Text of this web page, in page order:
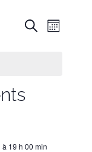
vues
Recherche
Mois
à 19 h 00 min